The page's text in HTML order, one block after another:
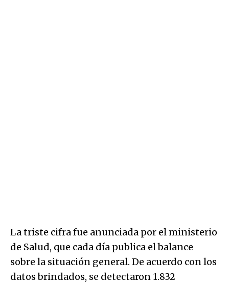
La triste cifra fue anunciada por el ministerio
de Salud, que cada día publica el balance
sobre la situación general. De acuerdo con los
datos brindados, se detectaron 1.832